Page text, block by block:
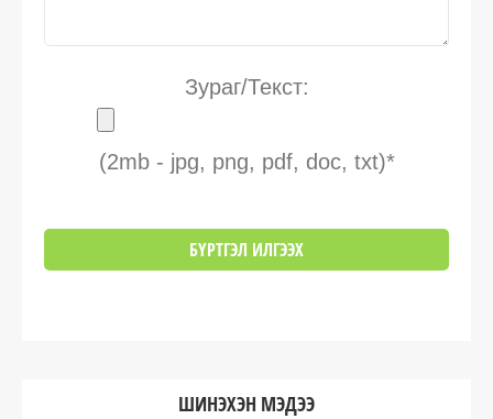
Зураг/Текст:
(2mb - jpg, png, pdf, doc, txt)*
ШИНЭХЭН МЭДЭЭ